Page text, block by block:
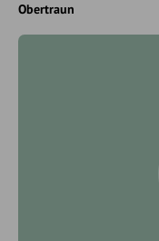
Obertraun